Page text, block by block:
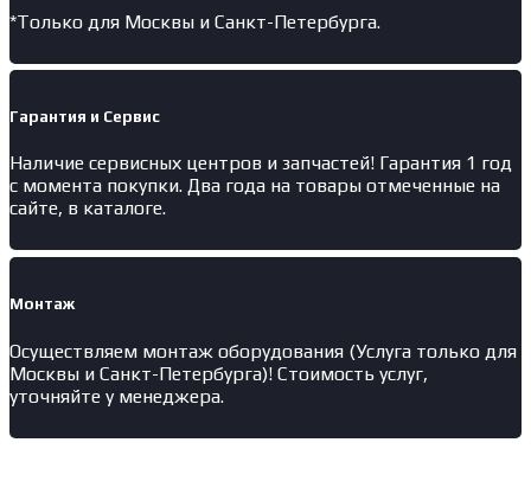
*Только для Москвы и Санкт-Петербурга.
Гарантия и Сервис
Наличие сервисных центров и запчастей! Гарантия 1 год
с момента покупки. Два года на товары отмеченные на
сайте, в каталоге.
Монтаж
Осуществляем монтаж оборудования (Услуга только для
Москвы и Санкт-Петербурга)! Стоимость услуг,
уточняйте у менеджера.